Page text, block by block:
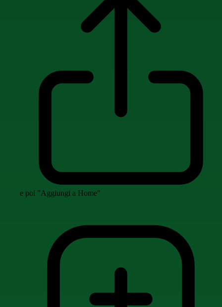
e poi "Aggiungi a Home"